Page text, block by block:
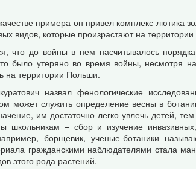
примера он привел комплекс лютика
видов, которые произрастают на территории
что до войны в нем насчитывалось
было утеряно во время войны, несмотря
на территории Польши.
назвал фенологические
может служить определение весны в
им достаточно легко увлечь детей,
школьникам – сбор и изучение
борщевик, ученые-ботаники
гражданскими наблюдателями стала
этого рода растений.